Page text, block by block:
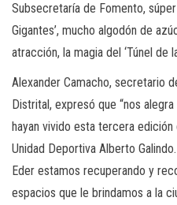
Subsecretaría de Fomento,
Gigantes’, mucho algodón de
atracción, la magia del ‘Túnel de
Alexander Camacho, secretario
Distrital, expresó que “nos
hayan vivido esta tercera edición
Unidad Deportiva Alberto
Eder estamos recuperando y
espacios que le brindamos a la